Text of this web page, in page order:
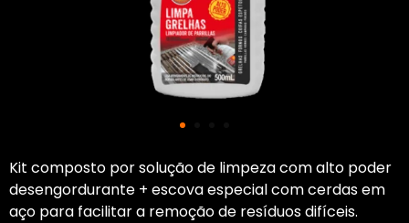
Kit composto por solução de limpeza com alto poder
desengordurante + escova especial com cerdas em
aço para facilitar a remoção de resíduos difíceis.